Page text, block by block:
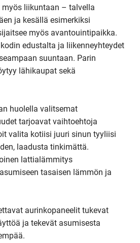
liikuntaan – talvella
ja kesällä esimerkiksi
myös avantouintipaikka.
edustalta ja liikenneyhteydet
suuntaan. Parin
lähikaupat sekä
huolella valitsemat
tarjoavat vaihtoehtoja
valita kotiisi juuri sinun tyyliisi
laadusta tinkimättä.
lattialämmitys
tasaisen lämmön ja
aurinkopaneelit tukevat
ja tekevät asumisesta